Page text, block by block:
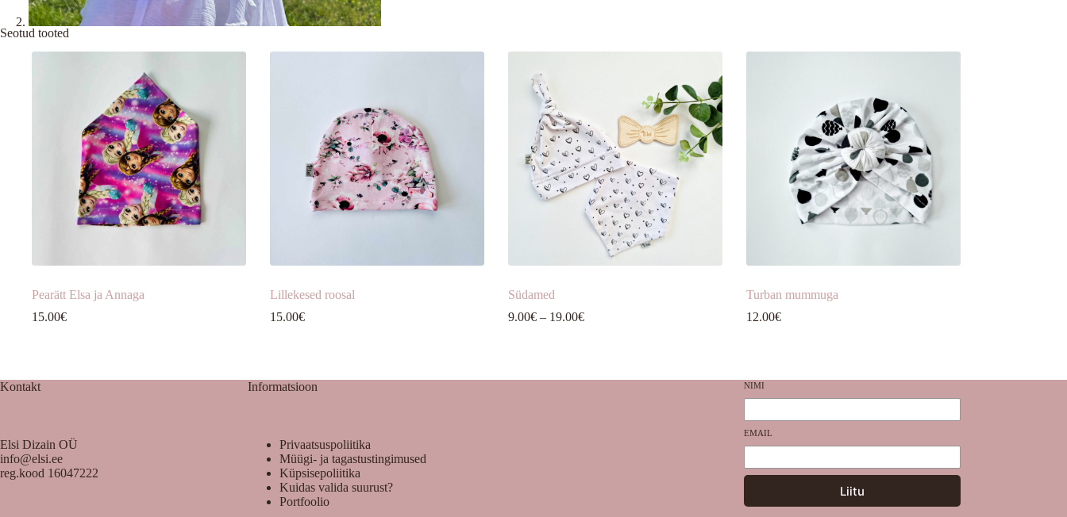
Seotud tooted
Pearätt Elsa ja Annaga
15.00€
Lillekesed roosal
15.00€
Südamed
9.00€ – 19.00€Hinnavahemik:
Turban mummuga
12.00€
Kontakt
Elsi Dizain OÜ
info@elsi.ee
reg.kood 16047222
Informatsioon
Privaatsuspoliitika
Müügi- ja tagastustingimused
Küpsisepoliitika
Kuidas valida suurust?
Portfoolio
NIMI
EMAIL
Liitu